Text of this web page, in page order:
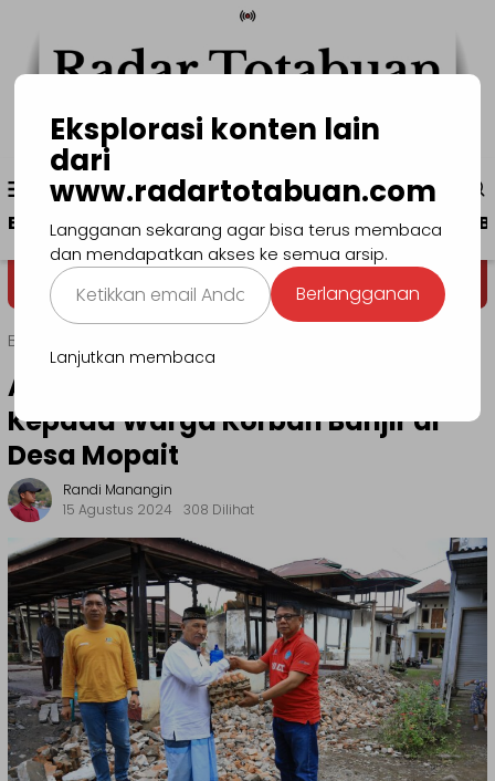
konten
Menu
Mobile
www.radartotabuan.com
Beranda Kotamobagu Bolmong Boltim
Dega' Niondon Selamat
Beranda
Abdullah Serahkan Bantuan
Kepada Warga Korban Banjir di
Desa Mopait
Randi Manangin
15 Agustus 2024
308 Dilihat
Eksplorasi konten lain
dari
www.radartotabuan.com
Langganan sekarang agar bisa terus membaca
dan mendapatkan akses ke semua arsip.
Ketikkan
email
Anda...
Berlangganan
Lanjutkan membaca